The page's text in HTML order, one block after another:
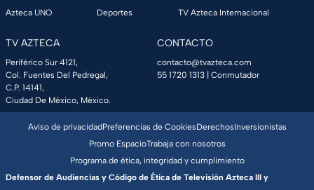
Azteca UNO
Deportes
TV Azteca Internacional
TV AZTECA
Periférico Sur 4121,
Col. Fuentes Del Pedregal,
C.P. 14141,
Ciudad De México, México.
CONTACTO
contacto@tvazteca.com
55 1720 1313 | Conmutador
Aviso de privacidadPreferencias de CookiesDerechosInversionistas
Promo EspacioTrabaja con nosotros
Programa de ética, integridad y cumplimiento
Defensor de Audiencias y Código de Ética de Televisión Azteca III y